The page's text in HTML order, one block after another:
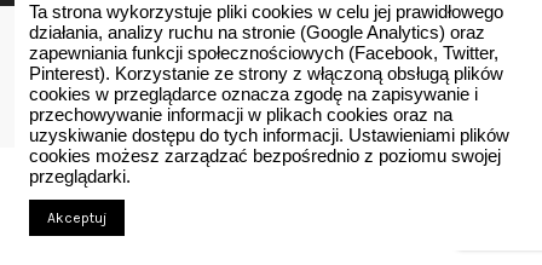
Skontaktuj się znami
Wszelkie prawa zastrzeżone 2024 | rubyvocalbooth.com
Ta strona wykorzystuje pliki cookies w celu jej prawidłowego
działania, analizy ruchu na stronie (Google Analytics) oraz
zapewniania funkcji społecznościowych (Facebook, Twitter,
Pinterest). Korzystanie ze strony z włączoną obsługą plików
cookies w przeglądarce oznacza zgodę na zapisywanie i
przechowywanie informacji w plikach cookies oraz na
uzyskiwanie dostępu do tych informacji. Ustawieniami plików
cookies możesz zarządzać bezpośrednio z poziomu swojej
przeglądarki.
Akceptuj